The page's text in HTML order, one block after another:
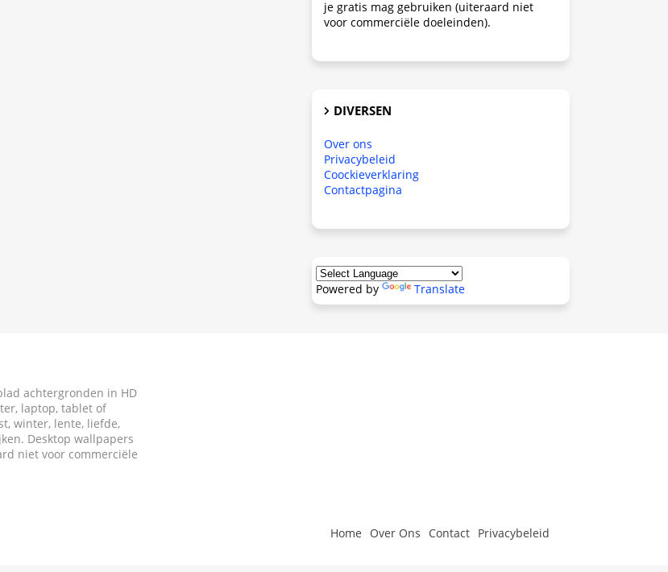
je gratis mag gebruiken (uiteraard niet
voor commerciële doeleinden).
DIVERSEN
Over ons
Privacybeleid
Coockieverklaring
Contactpagina
Powered by Translate
achtergronden in HD
laptop, tablet of
winter, lente, liefde,
Desktop wallpapers
niet voor commerciële
Home Over Ons Contact Privacybeleid